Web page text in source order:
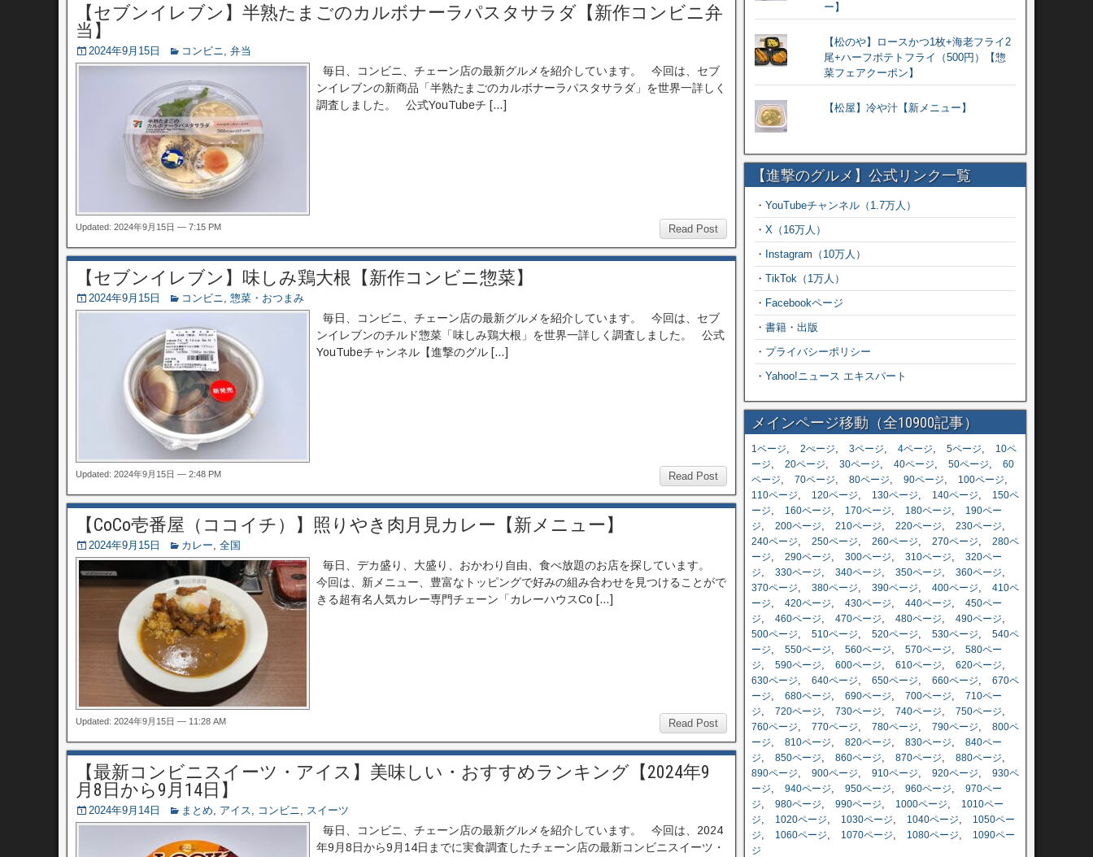
【セブンイレブン】半熟たまごのカルボナーラパスタサラダ【新作コンビニ弁
当】
2024年9月15日 コンビニ, 弁当
毎日、コンビニ、チェーン店の最新グルメを紹介しています。 今回は、セブ
ンイレブンの新商品「半熟たまごのカルボナーラパスタサラダ」を世界一詳しく
調査しました。 公式YouTubeチ […]
Read Post
Updated: 2024年9月15日 — 7:15 PM
【セブンイレブン】味しみ鶏大根【新作コンビニ惣菜】
2024年9月15日 コンビニ, 惣菜・おつまみ
毎日、コンビニ、チェーン店の最新グルメを紹介しています。 今回は、セブ
ンイレブンのチルド惣菜「味しみ鶏大根」を世界一詳しく調査しました。 公式
YouTubeチャンネル【進撃のグル […]
Read Post
Updated: 2024年9月15日 — 2:48 PM
【CoCo壱番屋（ココイチ）】照りやき肉月見カレー【新メニュー】
2024年9月15日 カレー, 全国
毎日、デカ盛り、大盛り、おかわり自由、食べ放題のお店を探しています。
今回は、新メニュー、豊富なトッピングで好みの組み合わせを見つけることがで
きる超有名人気カレー専門チェーン「カレーハウスCo […]
Read Post
Updated: 2024年9月15日 — 11:28 AM
【最新コンビニスイーツ・アイス】美味しい・おすすめランキング【2024年9
月8日から9月14日】
2024年9月14日 まとめ, アイス, コンビニ, スイーツ
毎日、コンビニ、チェーン店の最新グルメを紹介しています。 今回は、2024
年9月8日から9月14日までに実食調査したチェーン店の最新コンビニスイーツ・
ー】
【松のや】ロースかつ1枚+海老フライ2
尾+ハーフポテトフライ（500円）【惣
菜フェアクーポン】
【松屋】冷や汁【新メニュー】
【進撃のグルメ】公式リンク一覧
・ YouTubeチャンネル（1.7万人）
・ X（16万人）
・ Instagram（10万人）
・ TikTok（1万人）
・ Facebookページ
・ 書籍・出版
・ プライバシーポリシー
・ Yahoo!ニュース エキスパート
メインページ移動（全10900記事）
1ページ, 2ぺージ, 3ページ, 4ページ, 5ページ,
10ペ
ージ, 20ページ, 30ページ, 40ページ, 50ページ, 60
ページ, 70ページ, 80ページ, 90ページ, 100ページ,
110ページ, 120ページ, 130ページ, 140ページ,
150ペ
ージ, 160ページ, 170ページ, 180ページ,
190ペー
ジ, 200ページ, 210ページ, 220ページ, 230ページ,
240ページ, 250ページ, 260ページ, 270ページ, 280ペ
ージ, 290ページ, 300ページ, 310ページ, 320ペー
ジ, 330ページ, 340ページ, 350ページ, 360ページ,
370ページ, 380ページ, 390ページ, 400ページ, 410ペ
ージ, 420ページ, 430ページ, 440ページ, 450ペー
ジ, 460ページ, 470ページ, 480ページ, 490ページ,
500ページ, 510ページ, 520ページ, 530ページ, 540ペ
ージ, 550ページ, 560ページ, 570ページ, 580ペー
ジ, 590ページ, 600ページ, 610ページ, 620ページ,
630ページ, 640ページ, 650ページ, 660ページ, 670ペ
ージ, 680ページ, 690ページ, 700ページ, 710ペー
ジ, 720ページ, 730ページ, 740ページ, 750ページ,
760ページ, 770ページ, 780ページ, 790ページ, 800ペ
ージ, 810ページ, 820ページ, 830ページ, 840ペー
ジ, 850ページ, 860ページ, 870ページ, 880ページ,
890ページ, 900ページ, 910ページ, 920ページ, 930ペ
ージ, 940ページ, 950ページ, 960ページ, 970ペー
ジ, 980ページ, 990ページ, 1000ページ,
1010ペー
ジ, 1020ページ, 1030ページ, 1040ページ,
1050ペー
ジ, 1060ページ, 1070ページ, 1080ページ,
1090ペー
ジ